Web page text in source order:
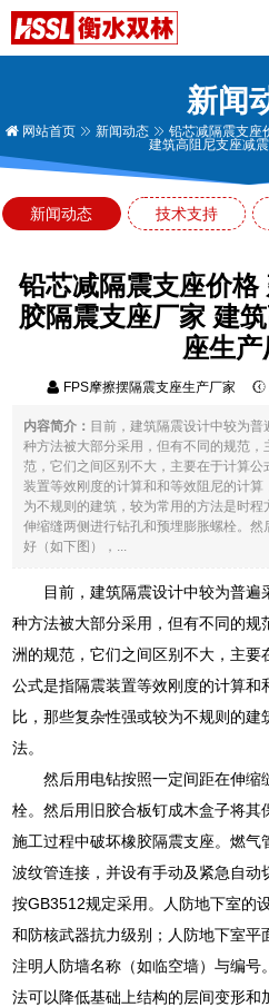
新闻
网站首页 新闻动态
铅芯减隔震支座
建筑高阻尼支座减
新闻动态 技术支持
铅芯减隔震支座价
胶隔震支座厂家 建
座生产
FPS摩擦摆隔震支座生产厂家
内容简介： 目前，建筑隔震设计中较为
种方法被大部分采用，但有不同的规范
范，它们之间区别不大，主要在于计算
装置等效刚度的计算和和等效阻尼的计
为不规则的建筑，较为常用的方法是时
伸缩缝两侧进行钻孔和预埋膨胀螺栓。
好（如下图），...
目前，建筑隔震设计中较为普
种方法被大部分采用，但有不同的规
洲的规范，它们之间区别不大，主
公式是指隔震装置等效刚度的计算和
比，那些复杂性强或较为不规则的
法。
然后用电钻按照一定间距在伸缩
栓。然后用旧胶合板钉成木盒子将
施工过程中破坏橡胶隔震支座。燃气
波纹管连接，并设有手动及紧急自动
按GB3512规定采用。人防地下室的
和防核武器抗力级别；人防地下室平
注明人防墙名称（如临空墙）与编
法可以降低基础上结构的层间变形